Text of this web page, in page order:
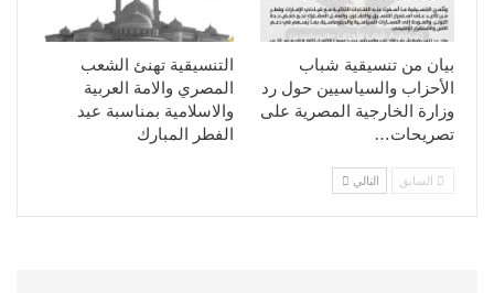
التنسيقية تهنئ الشعب
المصري والامة العربية
والاسلامية بمناسبة عيد
الفطر المبارك
بيان من تنسيقية شباب
الأحزاب والسياسيين حول رد
وزارة الخارجية المصرية على
تصريحات…
السابق التالي